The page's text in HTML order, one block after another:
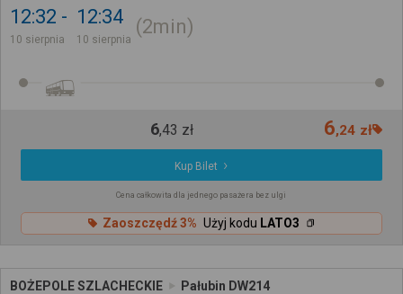
12:32
10 sierpnia
12:34
10 sierpnia
2min
6,43 zł 6,24 zł
Kup Bilet
Cena całkowita dla jednego pasażera bez ulgi
Zaoszczędź 3% Użyj kodu LATO3
BOŻEPOLE SZLACHECKIE Pałubin DW214